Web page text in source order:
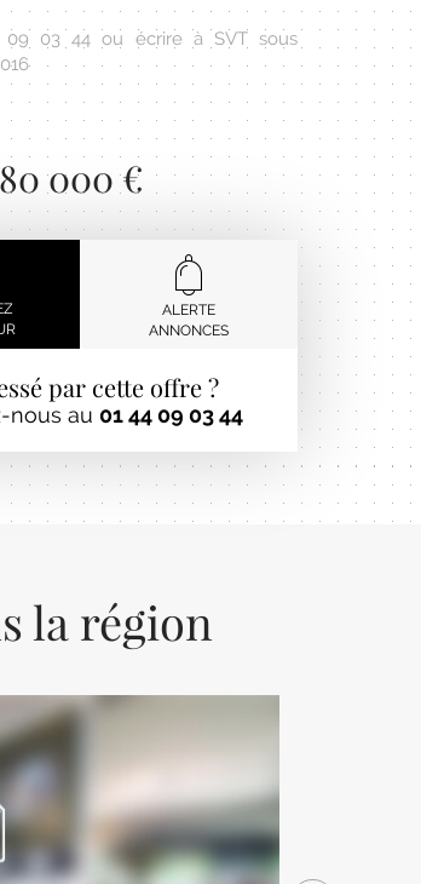
03 44 ou écrire à SVT sous
000 €
ALERTE
ANNONCES
par cette offre ?
nous au 01 44 09 03 44
la région